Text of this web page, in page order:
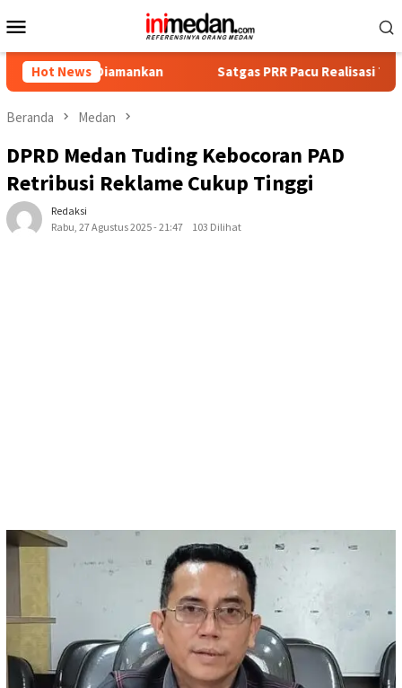
ke
Mobile
Hot News Satgas PRR Pacu Realisasi Tambahan TKD
Beranda Medan
DPRD Medan Tuding Kebocoran PAD
Retribusi Reklame Cukup Tinggi
Redaksi
Rabu, 27 Agustus 2025 - 21:47
103 Dilihat